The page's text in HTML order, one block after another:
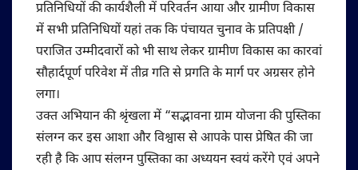
प्रतिनिधियों की कार्यशैली में परिवर्तन आया और ग्रामीण विकास
में सभी प्रतिनिधियों यहां तक कि पंचायत चुनाव के प्रतिपक्षी /
पराजित उम्मीदवारों को भी साथ लेकर ग्रामीण विकास का कारवां
सौहार्दपूर्ण परिवेश में तीव्र गति से प्रगति के मार्ग पर अग्रसर होने
लगा।
उक्त अभियान की श्रृंखला में “सद्भावना ग्राम योजना की पुस्तिका
संलग्न कर इस आशा और विश्वास से आपके पास प्रेषित की जा
रही है कि आप संलग्न पुस्तिका का अध्ययन स्वयं करेंगे एवं अपने